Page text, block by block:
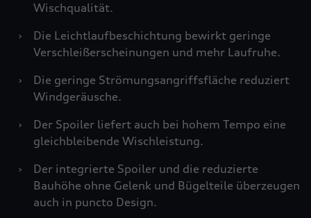
Wischqualität.
›
Die Leichtlaufbeschichtung bewirkt geringe
Verschleißerscheinungen und mehr Laufruhe.
›
Die geringe Strömungsangriffsfläche reduziert
Windgeräusche.
›
Der Spoiler liefert auch bei hohem Tempo eine
gleichbleibende Wischleistung.
›
Der integrierte Spoiler und die reduzierte
Bauhöhe ohne Gelenk und Bügelteile überzeugen
auch in puncto Design.